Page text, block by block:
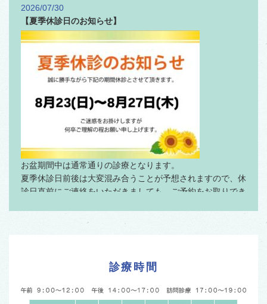
2026/07/30
【夏季休診日のお知らせ】
お盆期間中は通常通りの診療となります。
夏季休診日前後は大変混み合うことが予想されますので、休
診日直前にご連絡をいただきましても、ご予約をお取りでき
注射」接種可能な日程のお知らせ】
診療時間